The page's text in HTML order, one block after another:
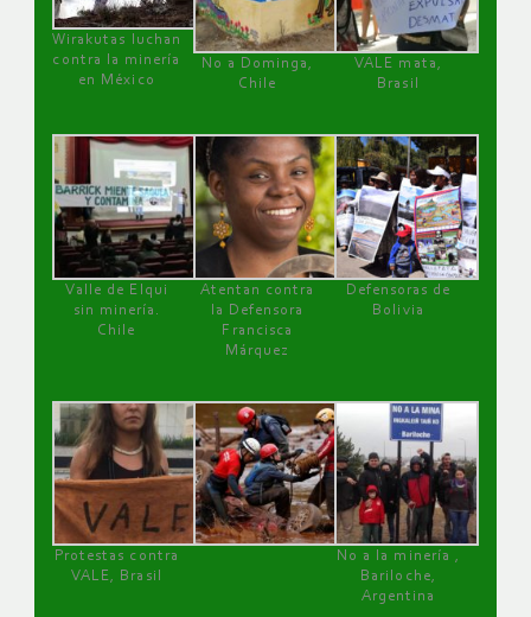
Wirakutas luchan
contra la minería
en México
No a Dominga,
Chile
VALE mata,
Brasil
Valle de Elqui
sin minería.
Chile
Atentan contra
la Defensora
Francisca
Márquez
Defensoras de
Bolivia
Protestas contra
VALE, Brasil
No a la minería ,
Bariloche,
Argentina